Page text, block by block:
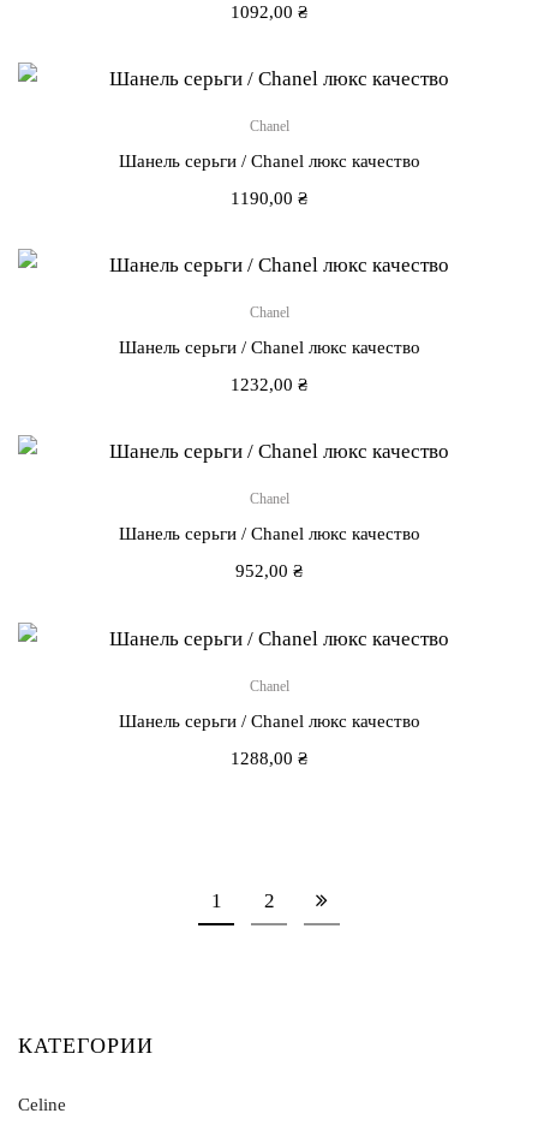
1092,00 ₴
Chanel
Шанель серьги / Chanel люкс качество
1190,00 ₴
Chanel
Шанель серьги / Chanel люкс качество
1232,00 ₴
Chanel
Шанель серьги / Chanel люкс качество
952,00 ₴
Chanel
Шанель серьги / Chanel люкс качество
1288,00 ₴
1 2
КАТЕГОРИИ
Celine